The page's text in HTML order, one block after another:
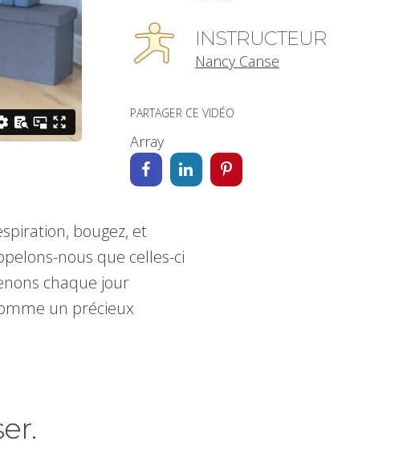
INSTRUCTEUR
Nancy Canse
PARTAGER CE VIDÉO
Array
bougez, et
nous que celles-ci
chaque jour
un précieux